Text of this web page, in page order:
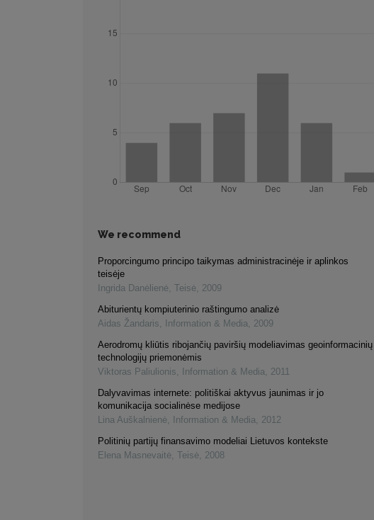
We recommend
Proporcingumo principo taikymas administracinėje ir aplinkos
teisėje
Ingrida Danėlienė, Teisė, 2009
Abiturientų kompiuterinio raštingumo analizė
Aidas Žandaris, Information & Media, 2009
Aerodromų kliūtis ribojančių paviršių modeliavimas geoinformacinių
technologijų priemonėmis
Viktoras Paliulionis, Information & Media, 2011
Dalyvavimas internete: politiškai aktyvus jaunimas ir jo
komunikacija socialinėse medijose
Lina Auškalnienė, Information & Media, 2012
Politinių partijų finansavimo modeliai Lietuvos kontekste
Elena Masnevaitė, Teisė, 2008